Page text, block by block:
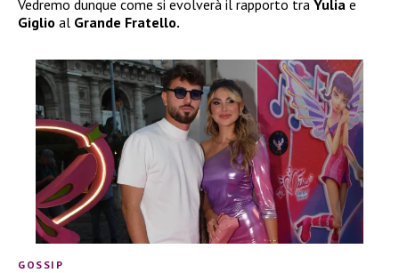
Vedremo dunque come si evolverà il rapporto tra Yulia e
Giglio al Grande Fratello.
GOSSIP